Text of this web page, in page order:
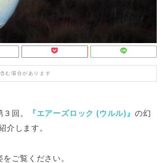
む場合があります
回。 『エアーズロック (ウルル)』 の幻
介します。
ご覧ください。